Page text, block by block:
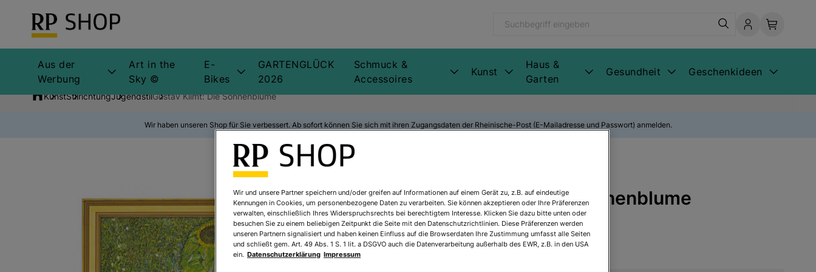
Aus der
Werbung
Art in the
Sky ©
E-
Bikes
GARTENGLÜCK
2026
Schmuck &
Accessoires
Kunst
Haus &
Garten
Gesundheit Geschenkideen
KunstStilrichtungJugendstilGustav Klimt: Die Sonnenblume
Wir haben unseren Shop für Sie verbessert. Ab sofort können Sie sich mit ihren Zugangsdaten der Rheinische-Post (E-Mailadresse und Passwort) anmelden.
Gustav Klimt: Die Sonnenblume
Art.Nr.:711851R1
Sofort lieferbar
Wir und unsere Partner speichern und/oder greifen auf Informationen auf einem Gerät zu, z.B. auf eindeutige
Kennungen in Cookies, um personenbezogene Daten zu verarbeiten. Sie können akzeptieren oder Ihre Präferenzen
verwalten, einschließlich Ihres Widerspruchsrechts bei berechtigtem Interesse. Klicken Sie dazu bitte unten oder
besuchen Sie zu einem beliebigen Zeitpunkt die Seite mit den Datenschutzrichtlinien. Diese Präferenzen werden
unseren Partnern signalisiert und haben keinen Einfluss auf die Browserdaten Ihre Zustimmung umfasst alle Seiten
und schließt gem. Art. 49 Abs. 1 S. 1 lit. a DSGVO auch die Datenverarbeitung außerhalb des EWR, z.B. in den USA
ein. Datenschutzerklärung Impressum